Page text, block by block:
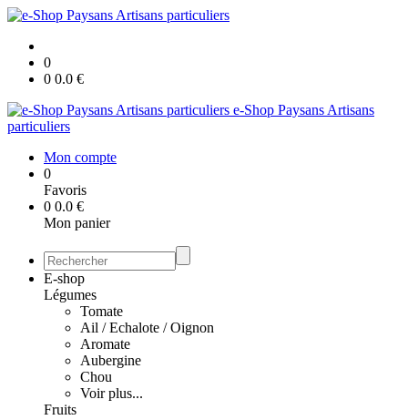
0
0 0.0 €
e-Shop Paysans Artisans
particuliers
Mon compte
0
Favoris
0 0.0 €
Mon panier
E-shop
Légumes
Tomate
Ail / Echalote / Oignon
Aromate
Aubergine
Chou
Voir plus...
Fruits